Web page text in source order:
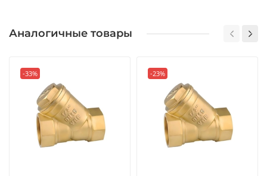
Аналогичные товары
-33% -23%